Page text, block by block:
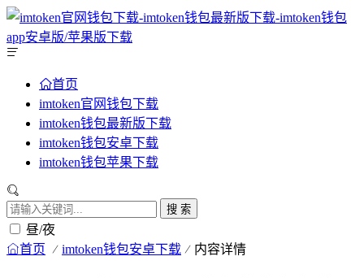
首页
imtoken官网钱包下载
imtoken钱包最新版下载
imtoken钱包安卓下载
imtoken钱包苹果下载
搜 索
昼/夜
首页 imtoken钱包安卓下载 内容详情